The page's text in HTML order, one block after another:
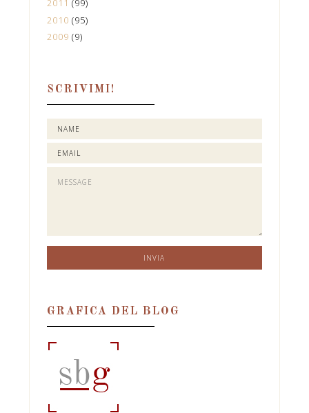
2011 (99)
2010 (95)
2009 (9)
SCRIVIMI!
GRAFICA DEL BLOG